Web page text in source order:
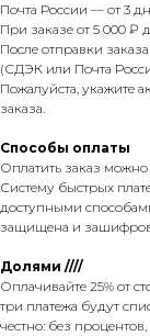
Почта России — от 3
При заказе от 5 000 ₽
После отправки
(СДЭК или Почта
Пожалуйста, укажите
заказа.
Способы оплаты
Оплатить заказ
Систему быстрых
доступными
защищена и
Долями ////
Оплачивайте 25% от
три платежа будут
честно: без